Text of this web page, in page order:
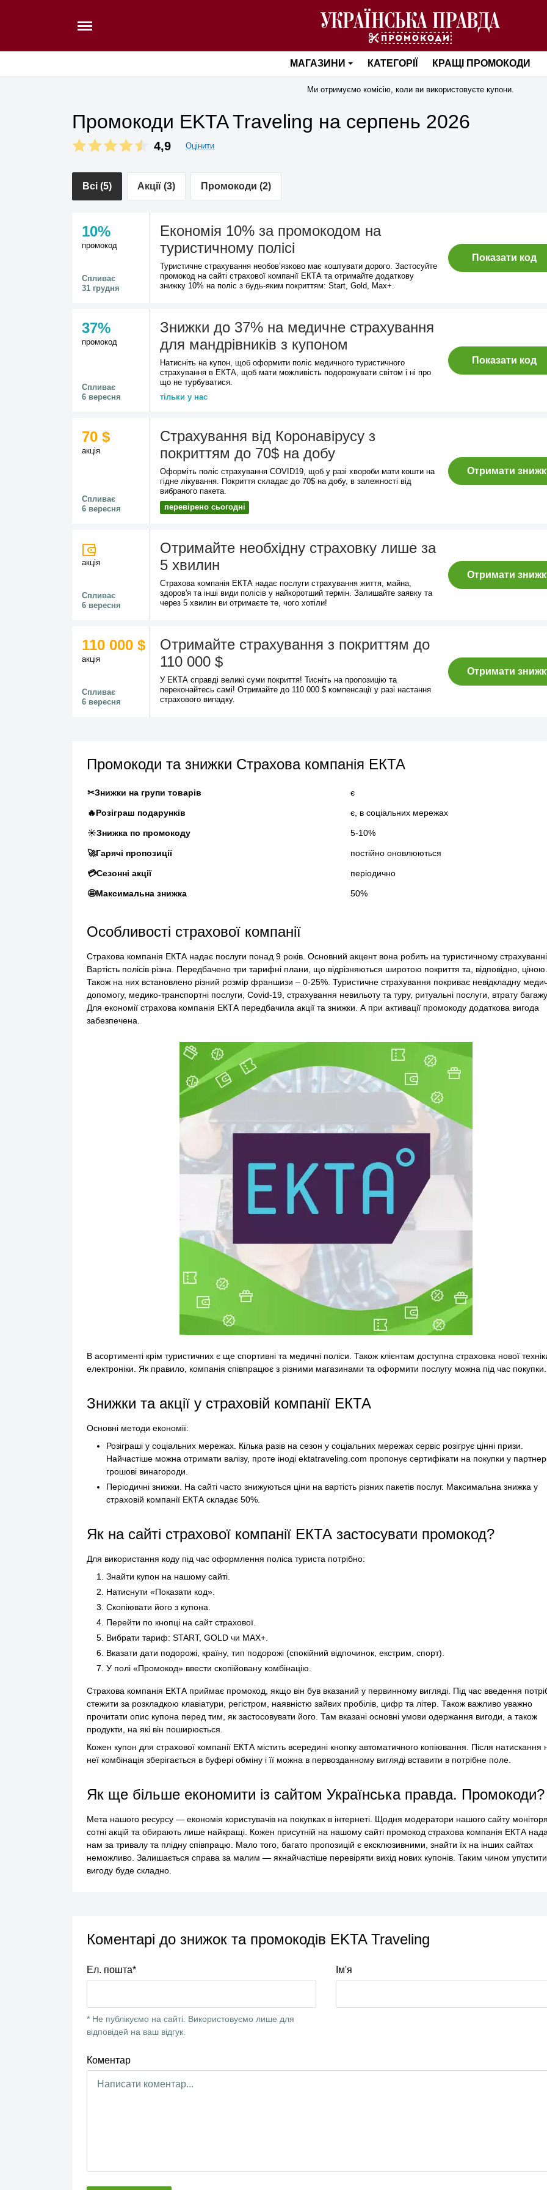
МАГАЗИНИ КАТЕГОРІЇ КРАЩІ ПРОМОКОДИ
Ми отримуємо комісію, коли ви використовуєте купони.
Промокоди EKTA Traveling на серпень 2026
4,9 Оцінити
Всі (5) Акції (3) Промокоди (2)
10%
промокод
Спливає
31 грудня
Економія 10% за промокодом на
туристичному полісі
Туристичне страхування необов’язково має коштувати дорого. Застосуйте
промокод на сайті страхової компанії ЕКТА та отримайте додаткову
знижку 10% на поліс з будь-яким покриттям: Start, Gold, Max+.
Показати код
37%
промокод
Спливає
6 вересня
Знижки до 37% на медичне страхування
для мандрівників з купоном
Натисніть на купон, щоб оформити поліс медичного туристичного
страхування в ЕКТА, щоб мати можливість подорожувати світом і ні про
що не турбуватися.
тільки у нас
Показати код
70 $
акція
Спливає
6 вересня
Страхування від Коронавірусу з
покриттям до 70$ на добу
Оформіть поліс страхування COVID19, щоб у разі хвороби мати кошти на
гідне лікування. Покриття складає до 70$ на добу, в залежності від
вибраного пакета.
перевірено сьогодні
Отримати
акція
Спливає
6 вересня
Отримайте необхідну страховку лише за
5 хвилин
Страхова компанія ЕКТА надає послуги страхування життя, майна,
здоров'я та інші види полісів у найкоротший термін. Залишайте заявку та
через 5 хвилин ви отримаєте те, чого хотіли!
Отримати
110 000 $
акція
Спливає
6 вересня
Отримайте страхування з покриттям до
110 000 $
У ЕКТА справді великі суми покриття! Тисніть на пропозицію та
переконайтесь самі! Отримайте до 110 000 $ компенсації у разі настання
страхового випадку.
Отримати
Промокоди та знижки Страхова компанія ЕКТА
✂Знижки на групи товарів є
🔥Розіграш подарунків є, в соціальних мережах
☀️Знижка по промокоду 5-10%
🚀Гарячі пропозиції постійно оновлюються
💳Сезонні акції періодично
🤩Максимальна знижка 50%
Особливості страхової компанії
Страхова компанія ЕКТА надає послуги понад 9 років. Основний акцент вона робить на туристичному
Вартість полісів різна. Передбачено три тарифні плани, що відрізняються широтою покриття та, відповідно, ціною.
Також на них встановлено різний розмір франшизи – 0-25%. Туристичне страхування покриває невідкладну
допомогу, медико-транспортні послуги, Covid-19, страхування невильоту та туру, ритуальні послуги, втрату
Для економії страхова компанія ЕКТА передбачила акції та знижки. А при активації промокоду додаткова вигода
забезпечена.
В асортименті крім туристичних є ще спортивні та медичні поліси. Також клієнтам доступна страховка нової
електроніки. Як правило, компанія співпрацює з різними магазинами та оформити послугу можна під час покупки.
Знижки та акції у страховій компанії ЕКТА
Основні методи економії:
Розіграші у соціальних мережах. Кілька разів на сезон у соціальних мережах сервіс розігрує цінні призи.
Найчастіше можна отримати валізу, проте іноді ektatraveling.com пропонує сертифікати на покупки у
грошові винагороди.
Періодичні знижки. На сайті часто знижуються ціни на вартість різних пакетів послуг. Максимальна знижка у
страховій компанії ЕКТА складає 50%.
Як на сайті страхової компанії ЕКТА застосувати промокод?
Для використання коду під час оформлення поліса туриста потрібно:
Знайти купон на нашому сайті.
Натиснути «Показати код».
Скопіювати його з купона.
Перейти по кнопці на сайт страхової.
Вибрати тариф: START, GOLD чи MAX+.
Вказати дати подорожі, країну, тип подорожі (спокійний відпочинок, екстрим, спорт).
У полі «Промокод» ввести скопійовану комбінацію.
Страхова компанія ЕКТА приймає промокод, якщо він був вказаний у первинному вигляді. Під час введення
стежити за розкладкою клавіатури, регістром, наявністю зайвих пробілів, цифр та літер. Також важливо уважно
прочитати опис купона перед тим, як застосовувати його. Там вказані основні умови одержання вигоди, а також
продукти, на які він поширюється.
Кожен купон для страхової компанії ЕКТА містить всередині кнопку автоматичного копіювання. Після натискання
неї комбінація зберігається в буфері обміну і її можна в первозданному вигляді вставити в потрібне поле.
Як ще більше економити із сайтом Українська правда. Промокоди?
Мета нашого ресурсу — економія користувачів на покупках в інтернеті. Щодня модератори нашого сайту
сотні акцій та обирають лише найкращі. Кожен присутній на нашому сайті промокод страхова компанія ЕКТА
нам за тривалу та плідну співпрацю. Мало того, багато пропозицій є ексклюзивними, знайти їх на інших сайтах
неможливо. Залишається справа за малим — якнайчастіше перевіряти вихід нових купонів. Таким чином упустити
вигоду буде складно.
Коментарі до знижок та промокодів EKTA Traveling
Ел. пошта*
* Не публікуємо на сайті. Використовуємо лише для
відповідей на ваш відгук.
Ім'я
Коментар